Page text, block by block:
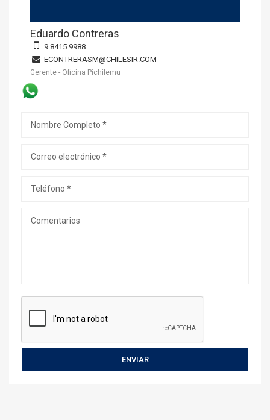
Eduardo Contreras
9 8415 9988
ECONTRERASM@CHILESIR.COM
Gerente - Oficina Pichilemu